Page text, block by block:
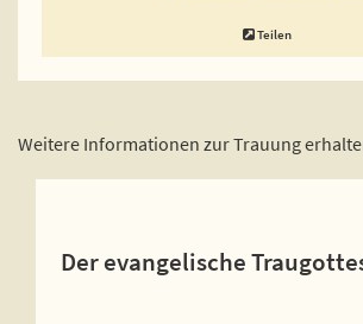
Teilen
Weitere Informationen zur Trauung
Der evangelische